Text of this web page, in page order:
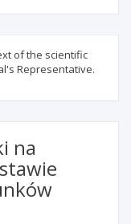
of the scientific
Representative.
na